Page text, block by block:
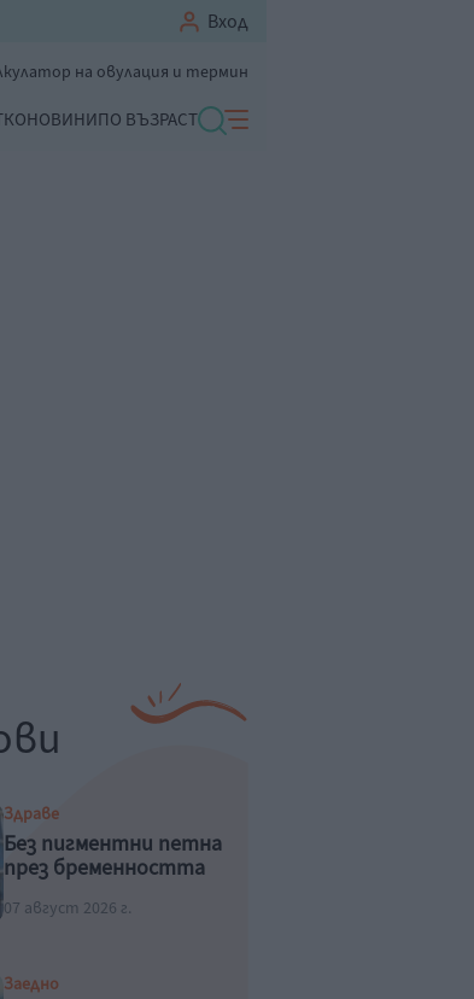
Вход
на овулация и термин
НОВИНИПО ВЪЗРАСТ
Здраве
Без пигментни петна
през бременността
07 август 2026 г.
Заедно